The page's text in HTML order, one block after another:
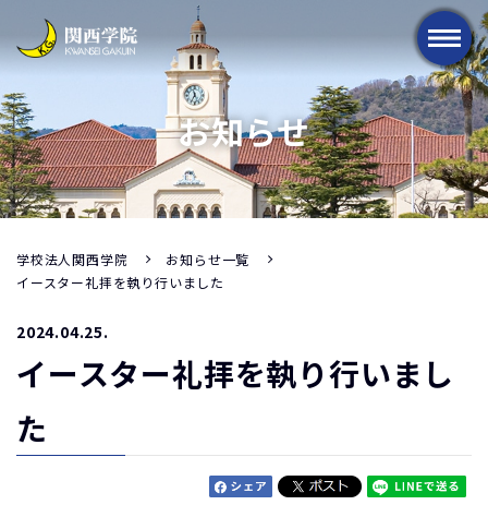
メニュー
お知らせ
学校法人関西学院
お知らせ一覧
イースター礼拝を執り行いました
2024.04.25.
イースター礼拝を執り行いまし
た